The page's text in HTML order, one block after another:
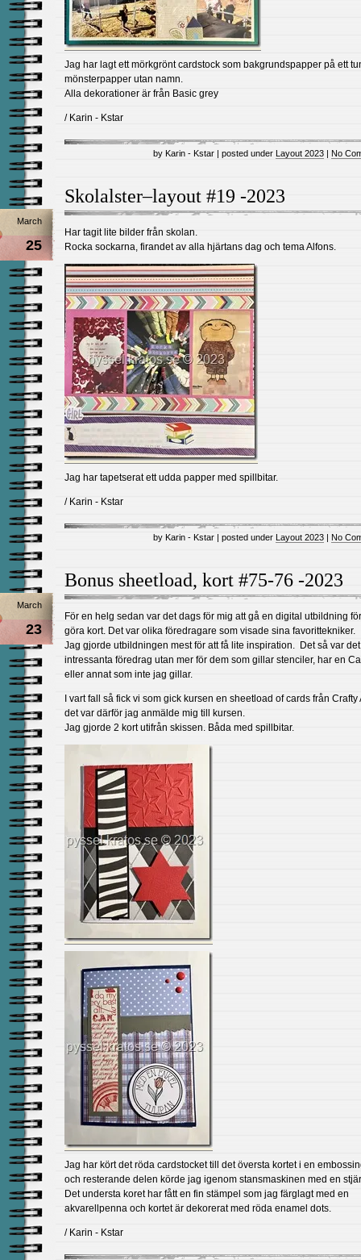
Jag har lagt ett mörkgrönt cardstock som bakgrundspapper på ett
mönsterpapper utan namn.
Alla dekorationer är från Basic grey
/ Karin - Kstar
by Karin - Kstar | posted under Layout 2023 | No
Skolalster–layout #19 -2023
March
25
Har tagit lite bilder från skolan.
Rocka sockarna, firandet av alla hjärtans dag och tema Alfons.
Jag har tapetserat ett udda papper med spillbitar.
/ Karin - Kstar
by Karin - Kstar | posted under Layout 2023 | No
Bonus sheetload, kort #75-76 -2023
March
23
För en helg sedan var det dags för mig att gå en digital utbildning
göra kort. Det var olika föredragare som visade sina favorittekniker.
Jag gjorde utbildningen mest för att få lite inspiration. Det så var
intressanta föredrag utan mer för dem som gillar stenciler, har en
eller annat som inte jag gillar.
I vart fall så fick vi som gick kursen en sheetload of cards från Crafty
det var därför jag anmälde mig till kursen.
Jag gjorde 2 kort utifrån skissen. Båda med spillbitar.
Jag har kört det röda cardstocket till det översta kortet i en
och resterande delen körde jag igenom stansmaskinen med en
Det understa koret har fått en fin stämpel som jag färglagt med en
akvarellpenna och kortet är dekorerat med röda enamel dots.
/ Karin - Kstar